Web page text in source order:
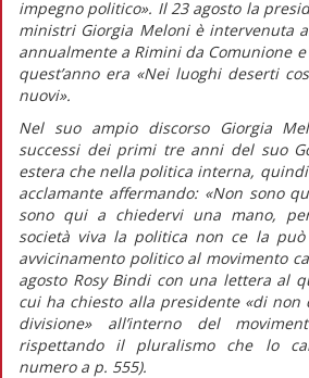
impegno politico». Il 23 agosto la
ministri Giorgia Meloni è intervenuta
annualmente a Rimini da Comunione
quest’anno era «Nei luoghi deserti
nuovi».
Nel suo ampio discorso Giorgia
successi dei primi tre anni del suo
estera che nella politica interna,
acclamante affermando:«Non sono
sono qui a chiedervi una mano,
società viva la politica non ce la può
avvicinamento politico al movimento
agosto Rosy Bindi con una lettera al
cui ha chiesto alla presidente«di non
divisione» all’interno del
rispettando il pluralismo che lo
numero a p. 555).